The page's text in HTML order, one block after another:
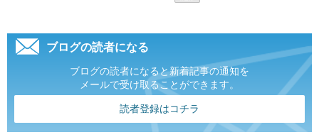
ブログの読者になる
ブログの読者になると新着記事の通知を
メールで受け取ることができます。
読者登録はコチラ